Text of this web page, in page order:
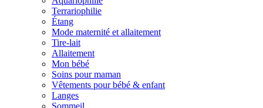
Terrariophilie
Étang
Mode maternité et allaitement
Tire-lait
Allaitement
Mon bébé
Soins pour maman
Vêtements pour bébé & enfant
Langes
Sommeil